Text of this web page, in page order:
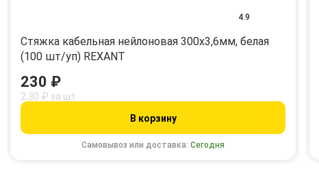
4.9
Стяжка кабельная нейлоновая 300x3,6мм, белая
(100 шт/уп) REXANT
Самовывоз или доставка:Сегодня
230 ₽
2.30 ₽ за шт
В корзину